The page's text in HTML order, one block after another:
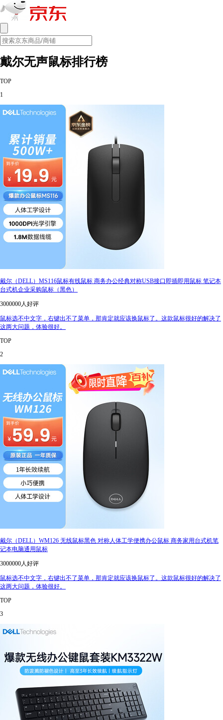
戴尔无声鼠标排行榜
TOP
1
戴尔（DELL）MS116鼠标有线鼠标 商务办公经典对称USB接口即插即用鼠标 笔记本
台式机企业采购鼠标（黑色）
3000000人好评
鼠标选不中文字，右键出不了菜单，那肯定就应该换鼠标了。这款鼠标很好的解决了
这两大问题，体验很好。
TOP
2
戴尔（DELL）WM126 无线鼠标黑色 对称人体工学便携办公鼠标 商务家用台式机笔
记本电脑通用鼠标
3000000人好评
鼠标选不中文字，右键出不了菜单，那肯定就应该换鼠标了。这款鼠标很好的解决了
这两大问题，体验很好。
TOP
3